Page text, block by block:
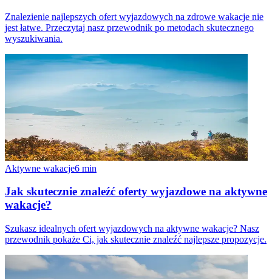
Znalezienie najlepszych ofert wyjazdowych na zdrowe wakacje nie
jest łatwe. Przeczytaj nasz przewodnik po metodach skutecznego
wyszukiwania.
Aktywne wakacje6 min
Jak skutecznie znaleźć oferty wyjazdowe na aktywne
wakacje?
Szukasz idealnych ofert wyjazdowych na aktywne wakacje? Nasz
przewodnik pokaże Ci, jak skutecznie znaleźć najlepsze propozycje.